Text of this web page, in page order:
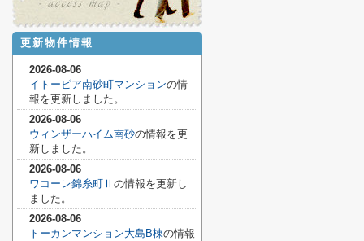
更新物件情報
2026-08-06
イトーピア南砂町マンションの情
報を更新しました。
2026-08-06
ウィンザーハイム南砂の情報を更
新しました。
2026-08-06
ワコーレ錦糸町Ⅱ の情報を更新し
ました。
2026-08-06
トーカンマンション大島B棟の情報